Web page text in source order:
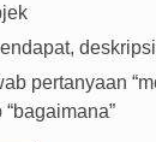
pertanyaan